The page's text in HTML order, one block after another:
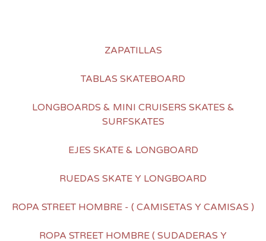
ZAPATILLAS
TABLAS SKATEBOARD
LONGBOARDS & MINI CRUISERS SKATES &
SURFSKATES
EJES SKATE & LONGBOARD
RUEDAS SKATE Y LONGBOARD
ROPA STREET HOMBRE - ( CAMISETAS Y CAMISAS )
ROPA STREET HOMBRE ( SUDADERAS Y